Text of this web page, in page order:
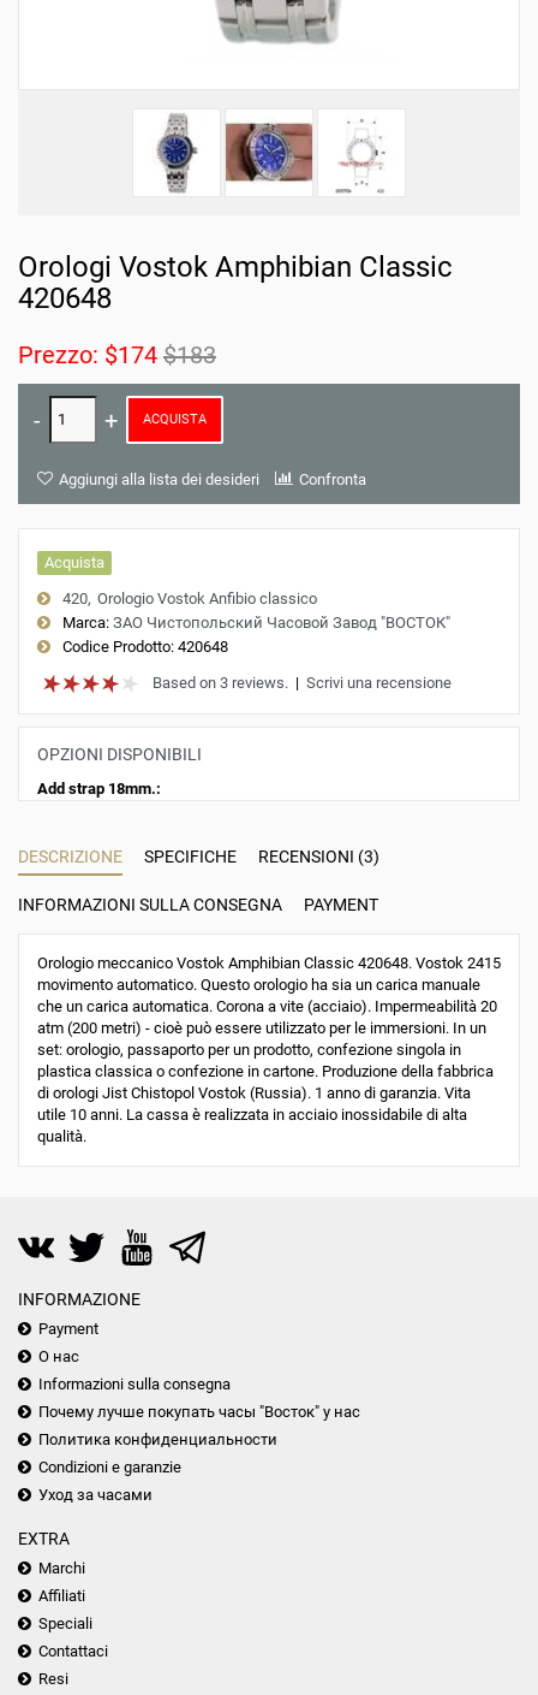
Orologi Vostok Amphibian Classic
420648
Prezzo: $174 $183
ACQUISTA
Aggiungi alla lista dei desideri Confronta
Acquista
420 Orologio Vostok Anfibio classico
Marca: ЗАО Чистопольский Часовой Завод "ВОСТОК"
Codice Prodotto: 420648
Based on 3 reviews. | Scrivi una recensione
OPZIONI DISPONIBILI
Add strap 18mm.:
DESCRIZIONE SPECIFICHE RECENSIONI (3)
INFORMAZIONI SULLA CONSEGNA PAYMENT
Orologio meccanico Vostok Amphibian Classic 420648. Vostok 2415
movimento automatico. Questo orologio ha sia un carica manuale
che un carica automatica. Corona a vite (acciaio). Impermeabilità 20
atm (200 metri) - cioè può essere utilizzato per le immersioni. In un
set: orologio, passaporto per un prodotto, confezione singola in
plastica classica o confezione in cartone. Produzione della fabbrica
di orologi Jist Chistopol Vostok (Russia). 1 anno di garanzia. Vita
utile 10 anni. La cassa è realizzata in acciaio inossidabile di alta
qualità.
INFORMAZIONE
Payment
О нас
Informazioni sulla consegna
Почему лучше покупать часы "Восток" у нас
Политика конфиденциальности
Condizioni e garanzie
Уход за часами
EXTRA
Marchi
Affiliati
Speciali
Contattaci
Resi